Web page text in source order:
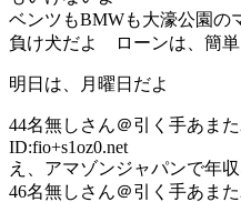
ベンツもBMWも大濠公園の
負け犬だよ ローンは、簡単
明日は、月曜日だよ
44名無しさん＠引く手あまた
ID:fio+s1oz0.net
え、アマゾンジャパンで年
46名無しさん＠引く手あまた